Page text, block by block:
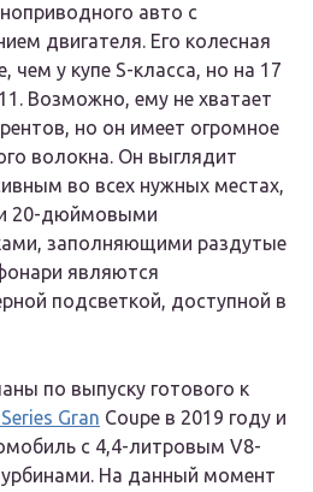
авто с
двигателя. Его колесная
чем у купе S-класса, но на 17
Возможно, ему не хватает
но он имеет огромное
волокна. Он выглядит
во всех нужных местах,
20-дюймовыми
заполняющими раздутые
являются
подсветкой, доступной в
по выпуску готового к
Gran Coupe в 2019 году и
с 4,4-литровым V8-
На данный момент